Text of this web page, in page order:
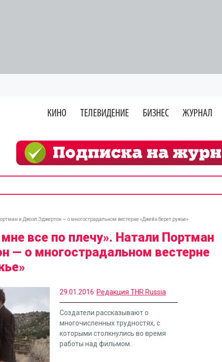
КИНО ТЕЛЕВИДЕНИЕ БИЗНЕС ЖУРНАЛ
и Джоэл Эджертон — о многострадальном вестерне «Джейн берет ружье»
все по плечу». Натали Портман
— о многострадальном вестерне
29.01.2016 Редакция THR Russia
Создатели рассказывают о
многочисленных трудностях, с
которыми столкнулись во время
работы над фильмом.